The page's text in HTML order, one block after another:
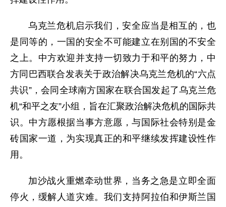
乌克兰危机启示我们，安全应当是相互的，也
是同等的，一国的安全不可能建立在别国的不安全
之上。中方欢迎并支持一切致力于和平的努力，中
方同巴西联合发表关于政治解决乌克兰危机的“六点
共识”，会同全球南方国家在联合国发起了乌克兰危
机“和平之友”小组，旨在汇聚政治解决危机的国际共
识。中方愿根据当事方意愿，与国际社会特别是金
砖国家一道，为实现真正的和平继续发挥建设性作
用。
加沙战火重燃牵动世界，当务之急是立即全面
停火，缓解人道灾难。我们支持阿拉伯和伊斯兰国